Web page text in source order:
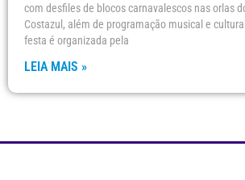
com desfiles de blocos carnavalescos nas orlas
Costazul, além de programação musical e
festa é organizada pela
LEIA MAIS »